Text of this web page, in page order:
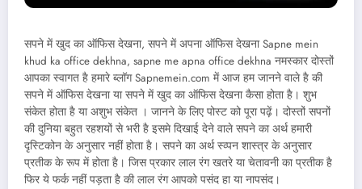
सपने में खुद का ऑफिस देखना, सपने में अपना ऑफिस देखना Sapne mein
khud ka office dekhna, sapne me apna office dekhna नमस्कार दोस्तों
आपका स्वागत है हमारे ब्लॉग Sapnemein.com में आज हम जानने वाले है की
सपने में ऑफिस देखना या सपने में खुद का ऑफिस देखना कैसा होता है। शुभ
संकेत होता है या अशुभ संकेत । जानने के लिए पोस्ट को पूरा पढ़ें। दोस्तों सपनों
की दुनिया बहुत रहशयों से भरी है इसमे दिखाई देने वाले सपने का अर्थ हमारी
दृस्टिकोन के अनुसार नहीं होता है। सपने का अर्थ स्व्पन शास्त्र के अनुसार
प्रतीक के रूप में होता है। जिस प्रकार लाल रंग खतरे या चेतावनी का प्रतीक है
फिर ये फर्क नहीं पड़ता है की लाल रंग आपको पसंद हा या नापसंद।